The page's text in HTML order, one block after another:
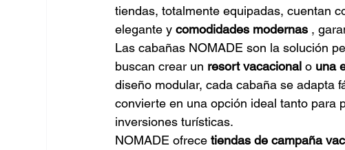
tiendas, totalmente equipadas, cuentan
elegante y comodidades modernas ,
Las cabañas NOMADE son la solución
buscan crear un resort vacacional o una
diseño modular, cada cabaña se adapta
convierte en una opción ideal tanto para
inversiones turísticas.
NOMADE ofrece tiendas de campaña